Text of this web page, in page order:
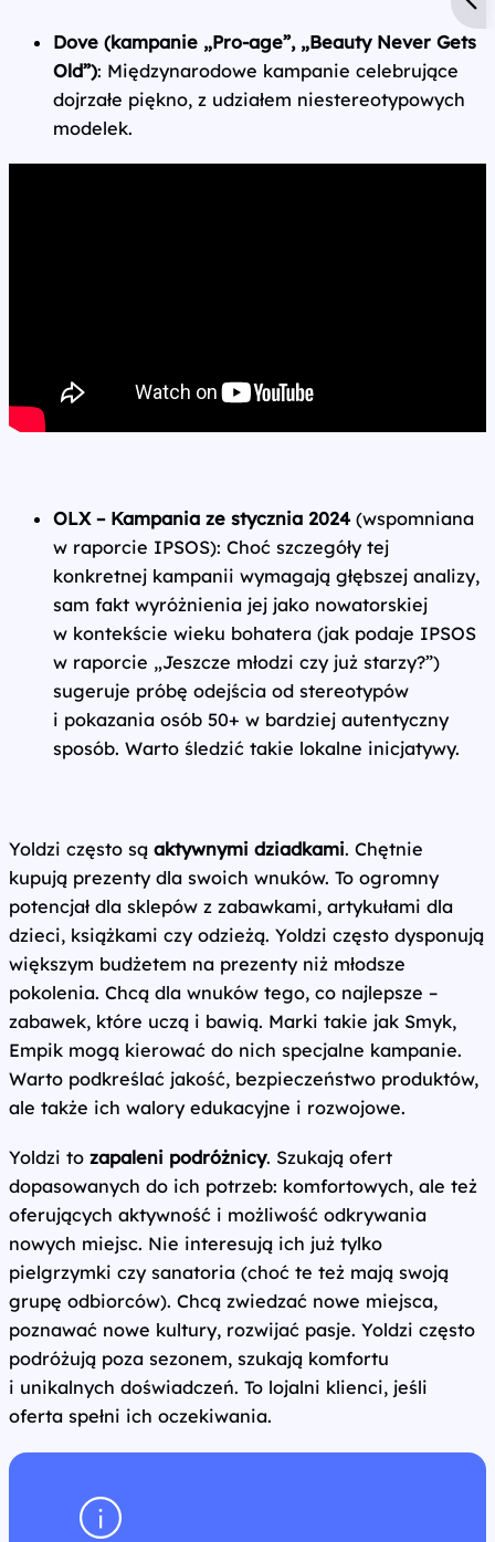
Dove (kampanie „Pro-age”, „Beauty Never Gets
Old”): Międzynarodowe kampanie celebrujące
dojrzałe piękno, z udziałem niestereotypowych
modelek.
OLX – Kampania ze stycznia 2024 (wspomniana
w raporcie IPSOS): Choć szczegóły tej
konkretnej kampanii wymagają głębszej analizy,
sam fakt wyróżnienia jej jako nowatorskiej
w kontekście wieku bohatera (jak podaje IPSOS
w raporcie „Jeszcze młodzi czy już starzy?”)
sugeruje próbę odejścia od stereotypów
i pokazania osób 50+ w bardziej autentyczny
sposób. Warto śledzić takie lokalne inicjatywy.
Yoldzi często są aktywnymi dziadkami. Chętnie
kupują prezenty dla swoich wnuków. To ogromny
potencjał dla sklepów z zabawkami, artykułami dla
dzieci, książkami czy odzieżą. Yoldzi często dysponują
większym budżetem na prezenty niż młodsze
pokolenia. Chcą dla wnuków tego, co najlepsze –
zabawek, które uczą i bawią. Marki takie jak Smyk,
Empik mogą kierować do nich specjalne kampanie.
Warto podkreślać jakość, bezpieczeństwo produktów,
ale także ich walory edukacyjne i rozwojowe.
Yoldzi to zapaleni podróżnicy. Szukają ofert
dopasowanych do ich potrzeb: komfortowych, ale też
oferujących aktywność i możliwość odkrywania
nowych miejsc. Nie interesują ich już tylko
pielgrzymki czy sanatoria (choć te też mają swoją
grupę odbiorców). Chcą zwiedzać nowe miejsca,
poznawać nowe kultury, rozwijać pasje. Yoldzi często
podróżują poza sezonem, szukają komfortu
i unikalnych doświadczeń. To lojalni klienci, jeśli
oferta spełni ich oczekiwania.